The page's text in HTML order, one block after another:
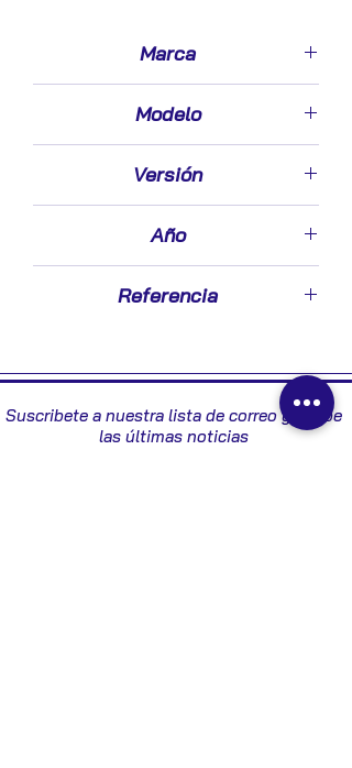
Marca
Modelo
Versión
Año
Referencia
Suscribete a nuestra lista de correo y recibe
las últimas noticias